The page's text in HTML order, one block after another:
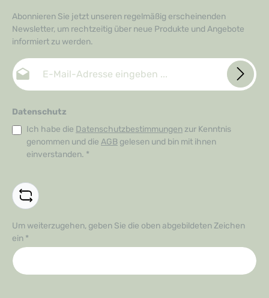
Abonnieren Sie jetzt unseren regelmäßig erscheinenden
Newsletter, um rechtzeitig über neue Produkte und Angebote
informiert zu werden.
E-Mail-Adresse*
Datenschutz
Ich habe die Datenschutzbestimmungen zur Kenntnis
genommen und die AGB gelesen und bin mit ihnen
einverstanden. *
Um weiterzugehen, geben Sie die oben abgebildeten Zeichen
ein *